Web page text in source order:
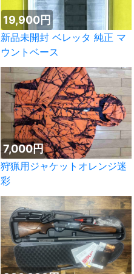
19,900円
新品未開封 ベレッタ 純正 マ
ウントベース
7,000円
狩猟用ジャケットオレンジ迷
彩